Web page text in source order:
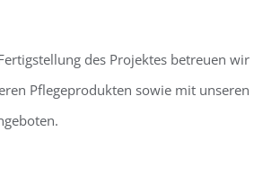
des Projektes betreuen wir
Pflegeprodukten sowie mit unseren